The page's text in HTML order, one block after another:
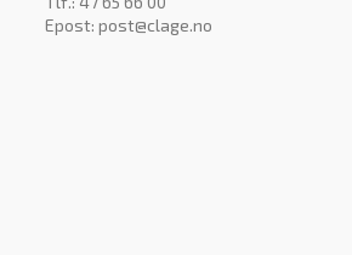
Epost: post@clage.no